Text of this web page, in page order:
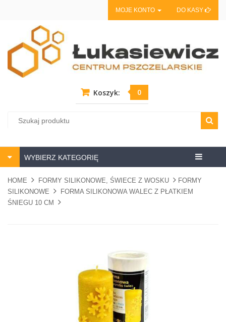
MOJE KONTO DO KASY
Koszyk: 0
Centrum
WYBIERZ KATEGORIĘ
HOME FORMY SILIKONOWE, ŚWIECE Z WOSKU
FORMY
SILIKONOWE
FORMA SILIKONOWA WALEC Z PŁATKIEM
ŚNIEGU 10 CM